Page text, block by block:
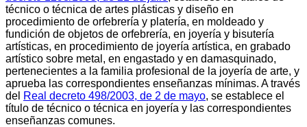
técnico o técnica de artes plásticas y diseño en
procedimiento de orfebrería y platería, en moldeado y
fundición de objetos de orfebrería, en joyería y bisutería
artísticas, en procedimiento de joyería artística, en grabado
artístico sobre metal, en engastado y en damasquinado,
pertenecientes a la familia profesional de la joyería de arte, y
aprueba las correspondientes enseñanzas mínimas. A través
del Real decreto 498/2003, de 2 de mayo, se establece el
título de técnico o técnica en joyería y las correspondientes
enseñanzas comunes.